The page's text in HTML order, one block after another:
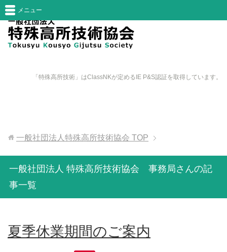
「特殊高所技術」はClassNKが定めるIE P&S認証を取得しています。
メニュー
一般社団法人特殊高所技術協会 TOP
一般社団法人 特殊高所技術協会 事務局さんの記
事一覧
夏季休業期間のご案内